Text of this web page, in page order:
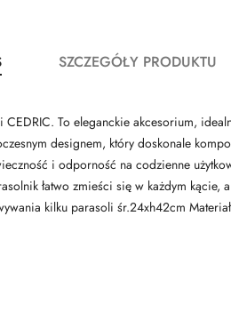
SZCZEGÓŁY PRODUKTU
To eleganckie akcesorium,
designem, który doskonale
i odporność na codzienne
łatwo zmieści się w każdym
kilku parasoli śr.24xh42cm